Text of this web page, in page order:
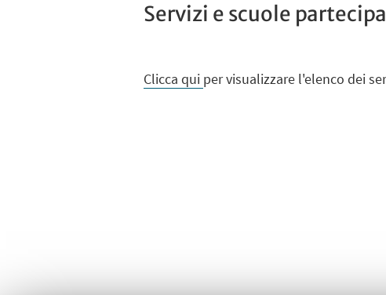
Servizi e scuole
Clicca qui per visualizzare l'elenco dei